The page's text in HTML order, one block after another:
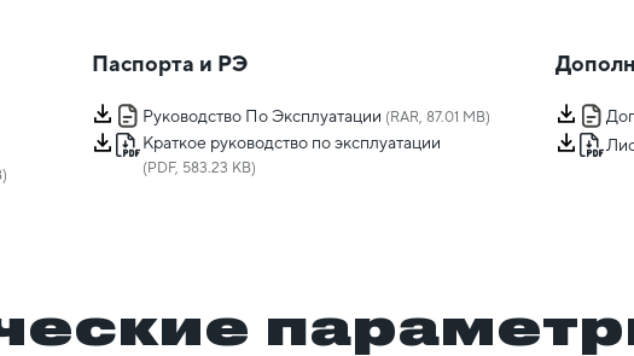
Паспорта и РЭ
Руководство По Эксплуатации (RAR, 87.01 MB)
Краткое руководство по эксплуатации
(PDF, 583.23 KB)